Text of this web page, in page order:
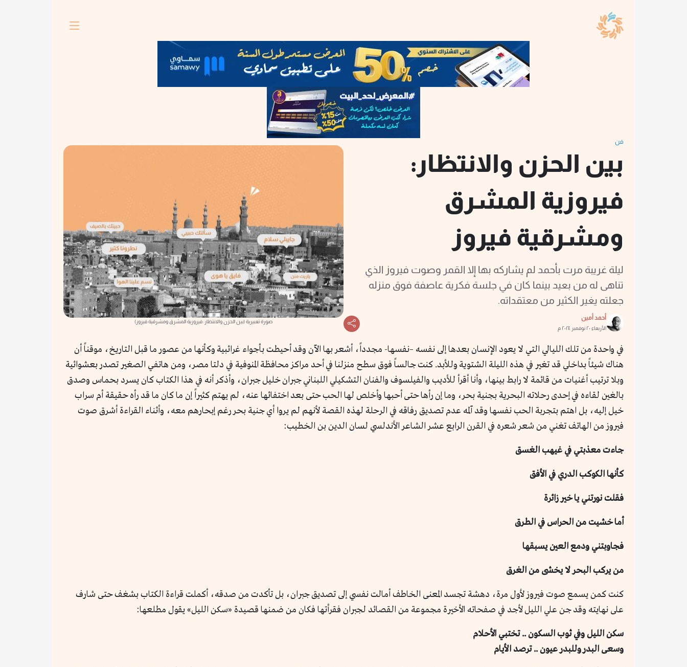
فن
بين الحزن والانتظار:
فيروزية المشرق
ومشرقية فيروز
ليلة غريبة مرت بأحمد لم يشاركه بها إلا القمر وصوت فيروز الذي
تناهى له من بعيد بينما كان في جلسة فكرية عاصفة فوق منزله
جعلته يغير الكثير من معتقداته.
أحمد أمين
الأربعاء ٢٠ نوفمبر ٢٠٢٤ م
صورة تعبيرية (بين الحزن والانتظار: فيروزية المشرق ومشرقية فيروز)
في واحدة من تلك الليالي التي لا يعود الإنسان بعدها إلى نفسه –نفسها- مجدداً، أشعر بها الآن وقد أحيطت بأجواء غرائبية وكأنها من عصور ما قبل التاريخ، موقناً أن
هناك شيئاً بداخلي قد تغير في هذه الليلة الشتوية وللأبد. كنت جالساً فوق سطح منزلنا في أحد مراكز محافظة المنوفية في دلتا مصر، ومن هاتفي الصغير تصدر بعشوائية
وبلا ترتيب أغنيات من قائمة لا رابط بينها، وأنا أقرأ للأديب والفيلسوف والفنان التشكيلي اللبناني جبران خليل جبران، وأذكر أنه في هذا الكتاب كان يسرد بحماس وصدق
بالغين لقاءه في إحدى رحلاته البحرية بجنية بحر، وما إن رأها حتى أحبها وأخلص لها الحب حتى بعد اختفائها عنه، لم يهتم كثيراً إن ما كان ما قد رأه حقيقة أم سراب
خيل إليه، بل اهتم بتجربة الحب نفسها وقد آلمه عدم تصديق رفاقه في الرحلة لهذه القصة لأنهم لم يروا أي جنية بحر رغم إبحارهم معه، وأثناء القراءة أشرق صوت
فيروز من الهاتف تغني من شعر شعره في القرن الرابع عشر الشاعر الأندلسي لسان الدين بن الخطيب:
جاءت معذبتي في غيهب الغسق
كأنها الكوكب الدري في الأفق
فقلت نورتني يا خير زائرة
أما خشيت من الحراس في الطرق
فجاوبتني ودمع العين يسبقها
من يركب البحر لا يخشى من الغرق
كنت كمن يسمع صوت فيروز لأول مرة، دهشة تجسد المعنى الخاطف أمالت نفسي إلى تصديق جبران، بل تأكدت من صدقه، أكملت قراءة الكتاب بشغف حتى شارف
على نهايته وقد جن علي الليل لأجد في صفحاته الأخيرة مجموعة من القصائد لجبران فقرأتها فكان من ضمنها قصيدة «سكن الليل» يقول مطلعها:
سكن الليل وفي ثوب السكون .. تختبي الأحلام
وسعى البدر وللبدر عيون .. ترصد الأيام